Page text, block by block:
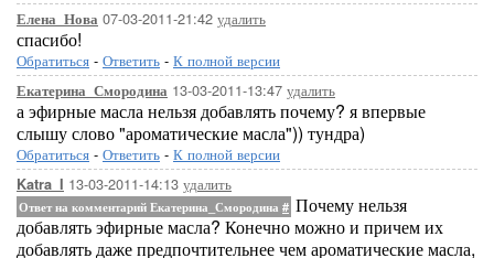
Елена_Нова 07-03-2011-21:42 удалить
спасибо!
Обратиться - Ответить - К полной версии
Екатерина_Смородина 13-03-2011-13:47 удалить
а эфирные масла нельзя добавлять почему? я впервые
слышу слово "ароматические масла")) тундра)
Обратиться - Ответить - К полной версии
Katra_I 13-03-2011-14:13 удалить
Ответ на комментарий Екатерина_Смородина # Почему нельзя
добавлять эфирные масла? Конечно можно и причем их
добавлять даже предпочтительнее чем ароматические масла,